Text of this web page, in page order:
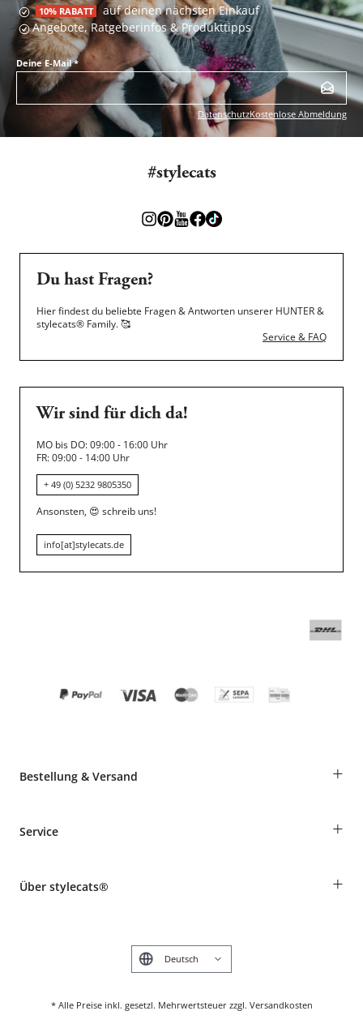
10% RABATT auf deinen nächsten Einkauf
Angebote, Ratgeberinfos & Produkttipps
Deine E-Mail*
DatenschutzKostenlose Abmeldung
#stylecats
Du hast Fragen?
Hier findest du beliebte Fragen & Antworten unserer HUNTER &
stylecats® Family.🥰
Service & FAQ
Wir sind für dich da!
MO bis DO: 09:00 - 16:00 Uhr
FR: 09:00 - 14:00 Uhr
+ 49 (0) 5232 9805350
Ansonsten, 😍 schreib uns!
info[at]stylecats.de
Bestellung & Versand +
Informationen zur Lieferung
Produkte reklamieren und zurücksenden
Service +
Tierkrankenversicherung
Über stylecats® +
* Alle Preise inkl. gesetzl. Mehrwertsteuer zzgl. Versandkosten
English